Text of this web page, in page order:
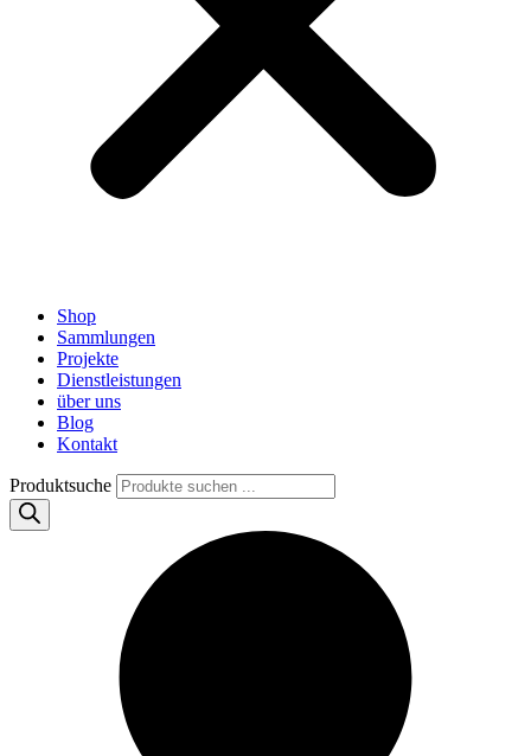
Shop
Sammlungen
Projekte
Dienstleistungen
über uns
Blog
Kontakt
Produktsuche